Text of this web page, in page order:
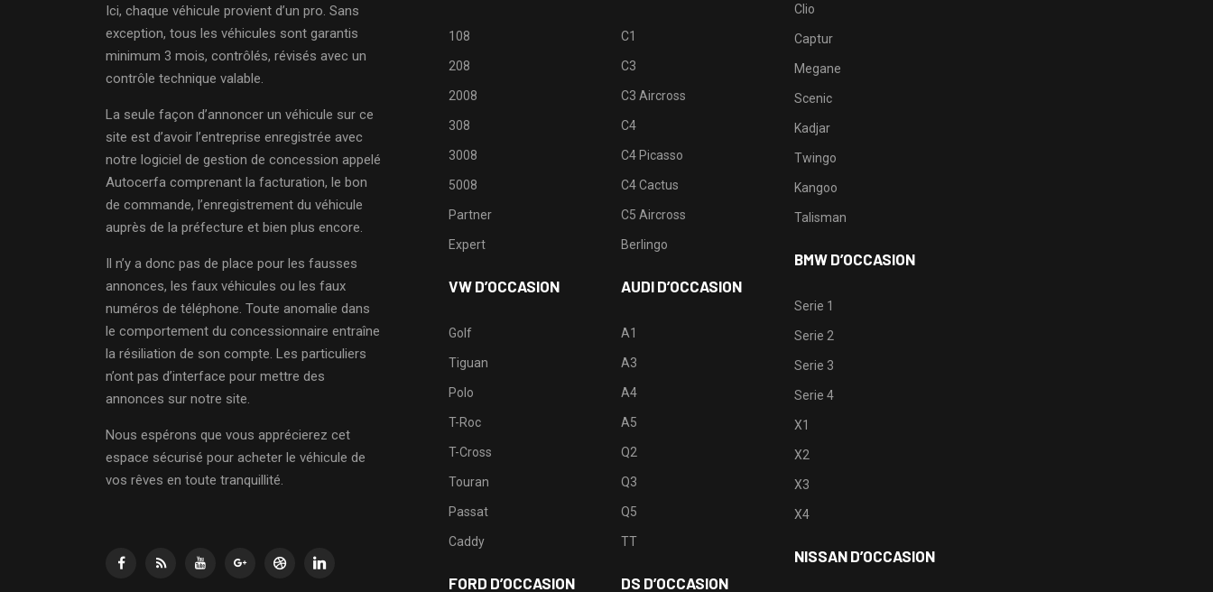
Ici, chaque véhicule provient d’un pro. Sans
exception, tous les véhicules sont garantis
minimum 3 mois, contrôlés, révisés avec un
contrôle technique valable.
La seule façon d’annoncer un véhicule sur ce
site est d’avoir l’entreprise enregistrée avec
notre logiciel de gestion de concession appelé
Autocerfa comprenant la facturation, le bon
de commande, l’enregistrement du véhicule
auprès de la préfecture et bien plus encore.
Il n’y a donc pas de place pour les fausses
annonces, les faux véhicules ou les faux
numéros de téléphone. Toute anomalie dans
le comportement du concessionnaire entraîne
la résiliation de son compte. Les particuliers
n’ont pas d’interface pour mettre des
annonces sur notre site.
Nous espérons que vous apprécierez cet
espace sécurisé pour acheter le véhicule de
vos rêves en toute tranquillité.
108
208
2008
308
3008
5008
Partner
Expert
VW D’OCCASION
Golf
Tiguan
Polo
T-Roc
T-Cross
Touran
Passat
Caddy
FORD D’OCCASION
C1
C3
C3 Aircross
C4
C4 Picasso
C4 Cactus
C5 Aircross
Berlingo
AUDI D’OCCASION
A1
A3
A4
A5
Q2
Q3
Q5
TT
DS D’OCCASION
Clio
Captur
Megane
Scenic
Kadjar
Twingo
Kangoo
Talisman
BMW D’OCCASION
Serie 1
Serie 2
Serie 3
Serie 4
X1
X2
X3
X4
NISSAN D’OCCASION